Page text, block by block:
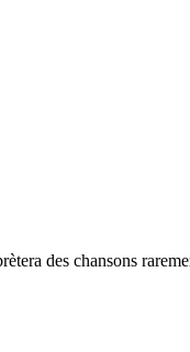
des chansons